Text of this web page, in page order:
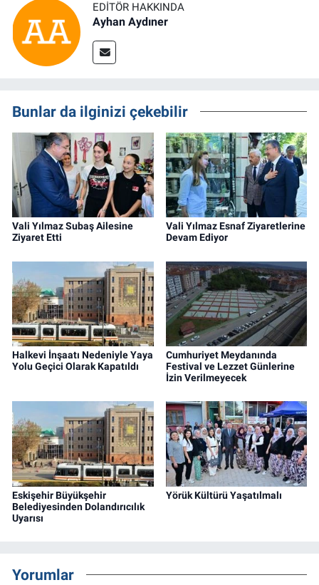
EDITÖR HAKKINDA
Ayhan Aydıner
Bunlar da ilginizi çekebilir
Vali Yılmaz Subaş Ailesine
Ziyaret Etti
Vali Yılmaz Esnaf Ziyaretlerine
Devam Ediyor
Halkevi İnşaatı Nedeniyle Yaya
Yolu Geçici Olarak Kapatıldı
Cumhuriyet Meydanında
Festival ve Lezzet Günlerine
İzin Verilmeyecek
Eskişehir Büyükşehir
Belediyesinden Dolandırıcılık
Uyarısı
Yörük Kültürü Yaşatılmalı
Yorumlar